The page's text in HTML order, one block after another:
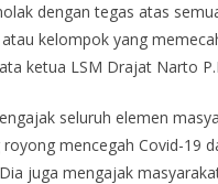
dengan tegas atas
kelompok yang
ketua LSM Drajat Narto
seluruh elemen
mencegah Covid-19
juga mengajak